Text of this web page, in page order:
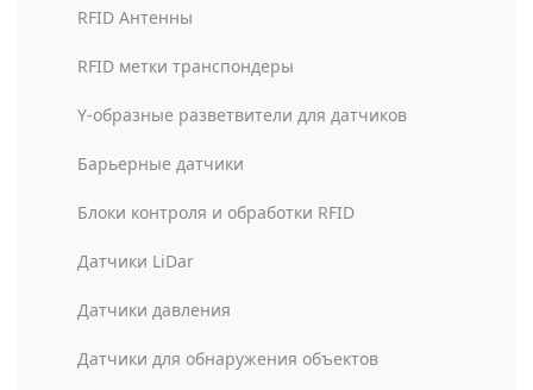
RFID Антенны
RFID метки транспондеры
Y-образные разветвители для датчиков
Барьерные датчики
Блоки контроля и обработки RFID
Датчики LiDar
Датчики давления
Датчики для обнаружения объектов